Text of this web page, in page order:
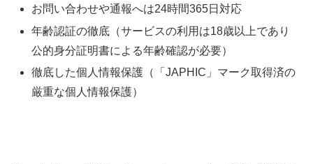
お問い合わせや通報へは24時間365日対応
年齢認証の徹底（サービスの利用は18歳以上であり
公的身分証明書による年齢確認が必要）
徹底した個人情報保護（「JAPHIC」マーク取得済の
厳重な個人情報保護）